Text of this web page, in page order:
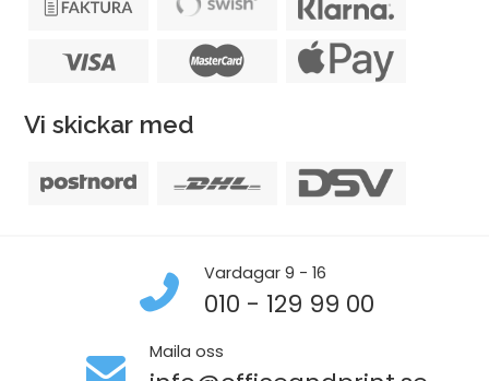
Vi skickar med
Vardagar 9 - 16
010 - 129 99 00
Maila oss